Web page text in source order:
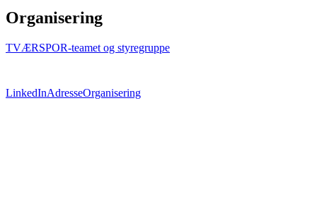
Organisering
TVÆRSPOR-teamet og styregruppe
LinkedInAdresseOrganisering